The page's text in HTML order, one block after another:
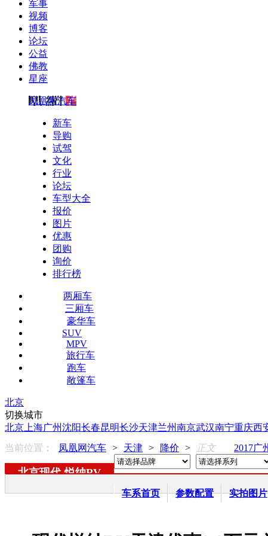
军事
视频
博客
论坛
公益
佛教
星座
凤凰网汽车
新车
导购
试驾
文化
行业
论坛
车型大全
报价
图片
优惠
团购
询价
排行榜
两厢车
三厢车
豪华车
SUV
MPV
旅行车
跑车
敞篷车
北京
切换城市
北京 上海广州沈阳长春昆明长沙天津兰州南京武汉南宁重庆西
当前位置：
凤凰网汽车 > 天津 > 降价 > 正文 2017广
北京现代-悦纳RV
车系首页 参数配置 实拍图片